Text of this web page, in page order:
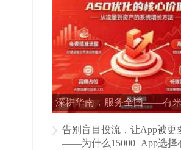
深耕华南，服务全国——有
告别盲目投流，让App被更
——为什么15000+App选择